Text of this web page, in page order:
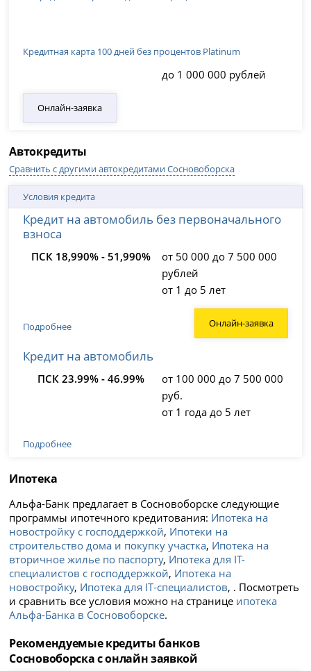
Кредитная карта 100 дней без процентов Platinum
до 1 000 000 рублей
Онлайн-заявка
Автокредиты
Сравнить с другими автокредитами Сосновоборска
Условия кредита
Кредит на автомобиль без первоначального
взноса
ПСК 18,990% - 51,990%
от 50 000 до 7 500 000
рублей
от 1 до 5 лет
Подробнее Онлайн-заявка
Кредит на автомобиль
ПСК 23.99% - 46.99%
от 100 000 до 7 500 000
руб.
от 1 года до 5 лет
Подробнее
Ипотека
Альфа-Банк предлагает в Сосновоборске следующие
программы ипотечного кредитования: Ипотека на
новостройку с господдержкой, Ипотеки на
строительство дома и покупку участка, Ипотека на
вторичное жилье по паспорту, Ипотека для IT-
специалистов с господдержкой, Ипотека на
новостройку, Ипотека для IT‑специалистов, . Посмотреть
и сравнить все условия можно на странице ипотека
Альфа-Банка в Сосновоборске.
Рекомендуемые кредиты банков
Сосновоборска с онлайн заявкой